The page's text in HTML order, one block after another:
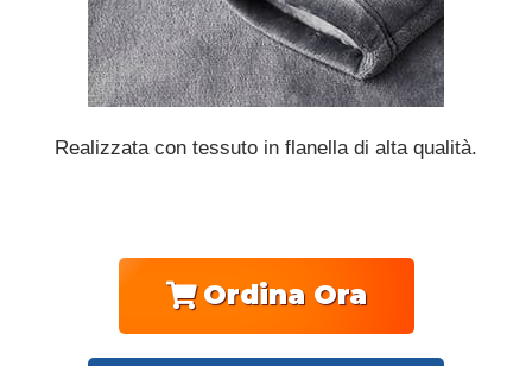
Realizzata con tessuto in flanella di alta qualità.
Ordina Ora